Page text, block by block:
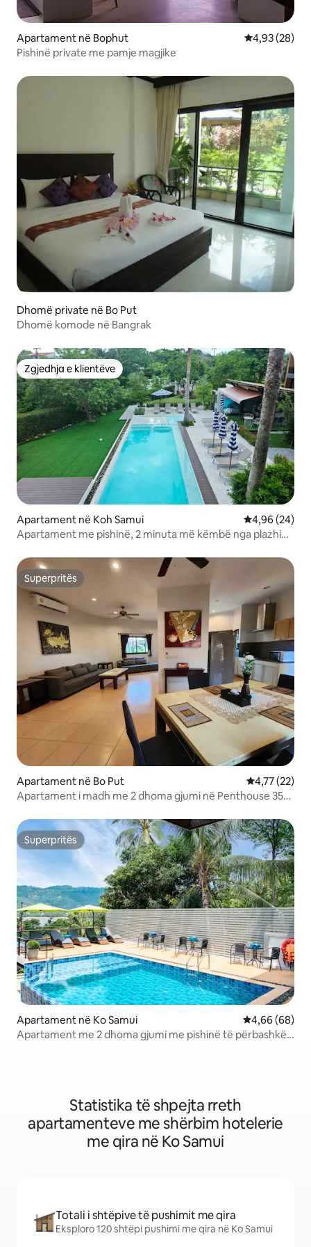
Apartament në Bophut Vlerësimi
4,93 (28)
Pishinë private me pamje magjike
Dhomë private në Bo Put
Dhomë komode në Bangrak
Zgjedhja e klientëve
Zgjedhja e klientëve
Apartament në Koh Samui Vlerësimi
4,96 (24)
Apartament me pishinë, 2 minuta më këmbë nga plazhi
Superpritës
Superpritës
Apartament në Bo Put Vlerësimi
4,77 (22)
Apartament i madh me 2 dhoma gjumi në Penthouse 350
Superpritës
Superpritës
Apartament në Ko Samui Vlerësimi
4,66 (68)
Apartament me 2 dhoma gjumi me pishinë të përbashkët
Statistika të shpejta rreth
apartamenteve me shërbim hotelerie
me qira në Ko Samui
Totali i shtëpive të pushimit me qira
Eksploro 120 shtëpi pushimi me qira në Ko Samui